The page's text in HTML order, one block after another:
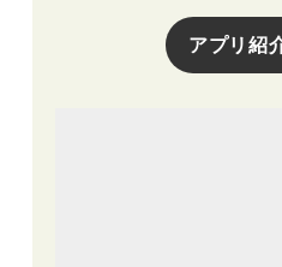
アプリ紹